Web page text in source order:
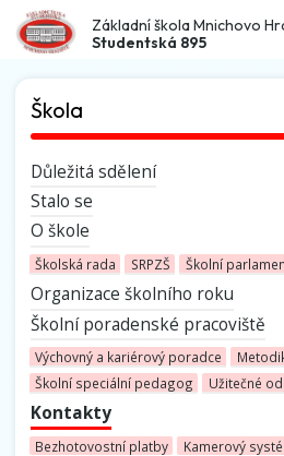
Základní škola Mnichovo
Studentská 895
Škola
Důležitá sdělení
Stalo se
O škole
Školská rada SRPZŠ Školní
Organizace školního roku
Školní poradenské pracoviště
Výchovný a kariérový poradce
Školní speciální pedagog
Užitečné
Kontakty
Bezhotovostní platby Kamerový